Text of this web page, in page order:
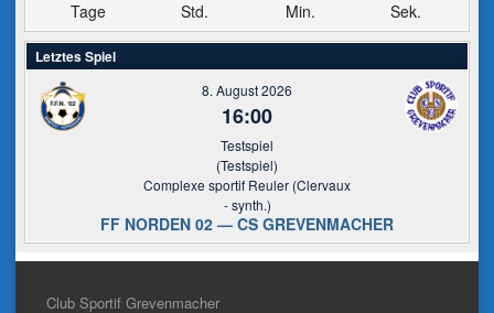
Tage Std. Min. Sek.
Letztes Spiel
8. August 2026
16:00
Testspiel
(Testspiel)
Complexe sportif Reuler (Clervaux
- synth.)
FF NORDEN 02 — CS GREVENMACHER
Club Sportif Grevenmacher